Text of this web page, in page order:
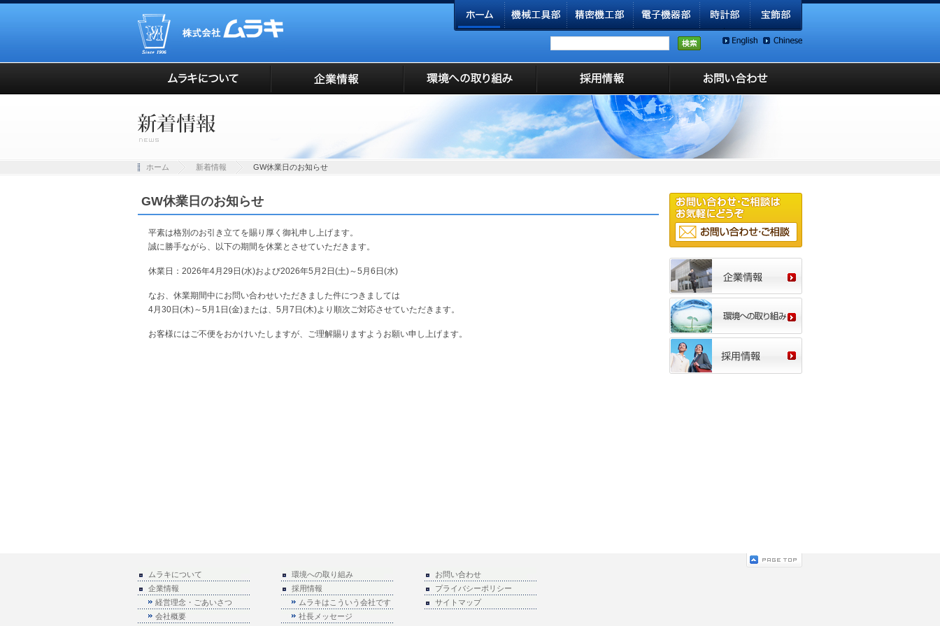
ホーム 新着情報 GW休業日のお知らせ
GW休業日のお知らせ
平素は格別のお引き立てを賜り厚く御礼申し上げます。
誠に勝手ながら、以下の期間を休業とさせていただきます。
休業日：2026年4月29日(水)および2026年5月2日(土)～5月6日(水)
なお、休業期間中にお問い合わせいただきました件につきましては
4月30日(木)～5月1日(金)または、5月7日(木)より順次ご対応させていただきます。
お客様にはご不便をおかけいたしますが、ご理解賜りますようお願い申し上げます。
ムラキについて
企業情報
経営理念・ごあいさつ
会社概要
環境への取り組み
採用情報
ムラキはこういう会社です
社長メッセージ
お問い合わせ
プライバシーポリシー
サイトマップ